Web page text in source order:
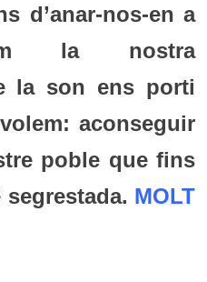
d’anar-nos-en a
la nostra
la son ens porti
aconseguir
poble que fins
MOLT